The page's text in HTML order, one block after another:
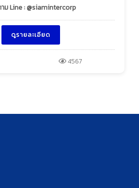
ม Line : @siamintercorp
ดูรายละเอียด
4567